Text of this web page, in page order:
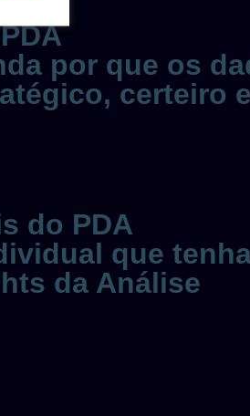
por que os
certeiro e
do PDA
que
da Análise